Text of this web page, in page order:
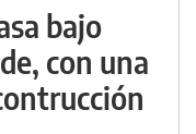
bajo
con una